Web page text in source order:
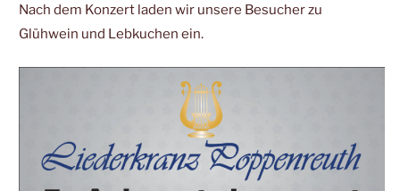
Nach dem Konzert laden wir unsere Besucher zu
Glühwein und Lebkuchen ein.